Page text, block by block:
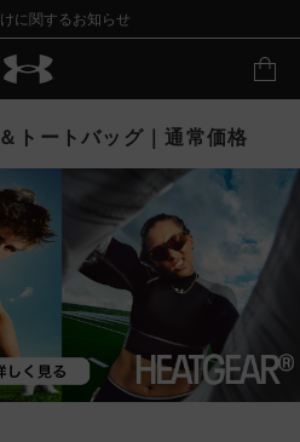
に関するお知らせ
トートバッグ｜通常価格